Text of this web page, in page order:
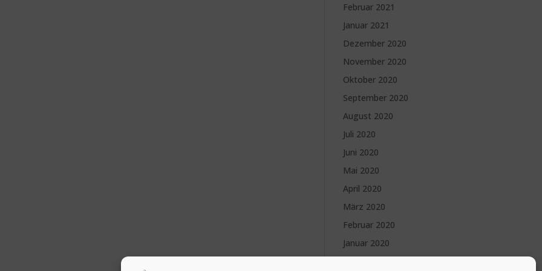
Februar 2021
Januar 2021
Dezember 2020
November 2020
Oktober 2020
September 2020
August 2020
Juli 2020
Juni 2020
Mai 2020
April 2020
März 2020
Februar 2020
Januar 2020